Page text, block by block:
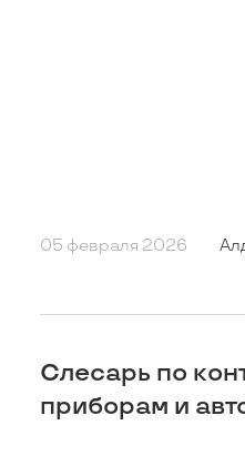
05 февраля 2026
Слесарь по
приборам и